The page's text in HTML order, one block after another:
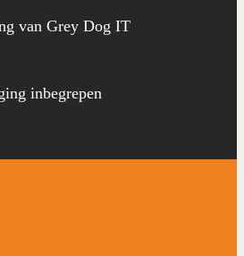
van Grey Dog IT
inbegrepen